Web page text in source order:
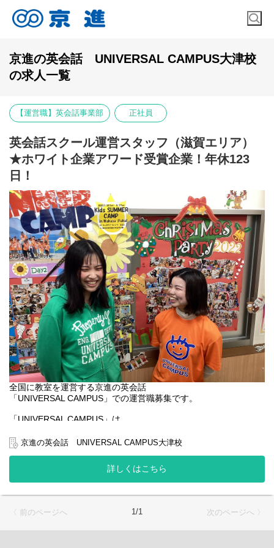
京進の英会話 UNIVERSAL CAMPUS大津校
の求人一覧
【運営職】英会話事業部 正社員
英会話スクール運営スタッフ（滋賀エリア）
★ホワイト企業アワード受賞企業！年休123
日！
全国に教室を運営する京進の英会話
「UNIVERSAL CAMPUS」での運営職募集です。
「UNIVERSAL CAMPUS」は、
「英語が使える力」を楽しく伸ばします。
「英語を使う楽しさ」に触れると、子ども達の瞳はみんな、いき
いきと輝き出します。私たちが目指しているのは、グローバル社
会で活躍できる「英語をコミュニケーションの道具として使える
人を育てる」こと。
そのために最高の学習環境を提供します。
【安心の労働環境】
京進の英会話 UNIVERSAL CAMPUS大津校
詳しくはこちら
〈 前のページへ 1/1 次のページへ 〉